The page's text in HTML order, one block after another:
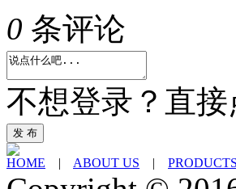
0 条评论
不想登录？直
发 布
HOME | ABOUT US | PRODUCTS